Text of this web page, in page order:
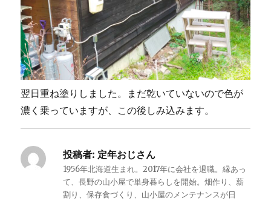
翌日重ね塗りしました。まだ乾いていないので色が
濃く乗っていますが、この後しみ込みます。
投稿者: 定年おじさん
1956年北海道生まれ。2017年に会社を退職。縁あっ
て、長野の山小屋で単身暮らしを開始。畑作り、薪
割り、保存食づくり、山小屋のメンテナンスが日